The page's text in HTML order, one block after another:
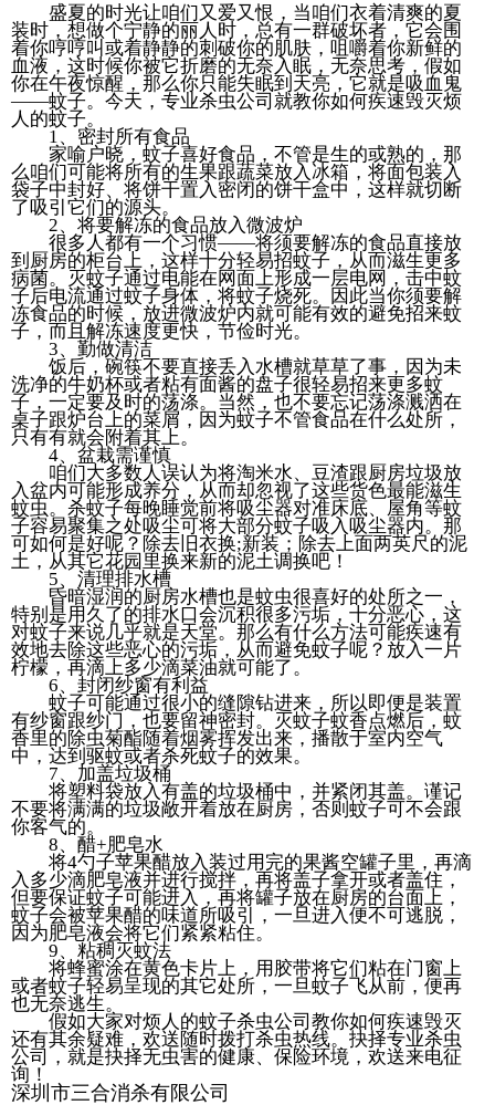
盛夏的时光让咱们又爱又恨，当咱们衣着清爽的夏
装时，想做个宁静的丽人时，总有一群破坏者，它会围
着你哼哼叫或着静静的刺破你的肌肤，咀嚼着你新鲜的
血液，这时候你被它折磨的无奈入眠，无奈思考，假如
你在午夜惊醒，那么你只能失眠到天亮，它就是吸血鬼
——蚊子。今天，专业杀虫公司就教你如何疾速毁灭烦
人的蚊子。
1、密封所有食品
家喻户晓，蚊子喜好食品，不管是生的或熟的，那
么咱们可能将所有的生果跟蔬菜放入冰箱，将面包装入
袋子中封好、将饼干置入密闭的饼干盒中，这样就切断
了吸引它们的源头。
2、将要解冻的食品放入微波炉
很多人都有一个习惯——将须要解冻的食品直接放
到厨房的柜台上，这样十分轻易招蚊子，从而滋生更多
病菌。灭蚊子通过电能在网面上形成一层电网，击中蚊
子后电流通过蚊子身体，将蚊子烧死。因此当你须要解
冻食品的时候，放进微波炉内就可能有效的避免招来蚊
子，而且解冻速度更快，节俭时光。
3、勤做清洁
饭后，碗筷不要直接丢入水槽就草草了事，因为未
洗净的牛奶杯或者粘有面酱的盘子很轻易招来更多蚊
子，一定要及时的荡涤。当然，也不要忘记荡涤溅洒在
桌子跟炉台上的菜屑，因为蚊子不管食品在什么处所，
只有有就会附着其上。
4、盆栽需谨慎
咱们大多数人误认为将淘米水、豆渣跟厨房垃圾放
入盆内可能形成养分，从而却忽视了这些货色最能滋生
蚊虫。杀蚊子每晚睡觉前将吸尘器对准床底、屋角等蚊
子容易聚集之处吸尘可将大部分蚊子吸入吸尘器内。那
可如何是好呢？除去旧衣换;新装；除去上面两英尺的泥
土，从其它花园里换来新的泥土调换吧！
5、清理排水槽
昏暗湿润的厨房水槽也是蚊虫很喜好的处所之一，
特别是用久了的排水口会沉积很多污垢，十分恶心，这
对蚊子来说几乎就是天堂。那么有什么方法可能疾速有
效地去除这些恶心的污垢，从而避免蚊子呢？放入一片
柠檬，再滴上多少滴菜油就可能了。
6、封闭纱窗有利益
蚊子可能通过很小的缝隙钻进来，所以即便是装置
有纱窗跟纱门，也要留神密封。灭蚊子蚊香点燃后，蚊
香里的除虫菊酯随着烟雾挥发出来，播散于室内空气
中，达到驱蚊或者杀死蚊子的效果。
7、加盖垃圾桶
将塑料袋放入有盖的垃圾桶中，并紧闭其盖。谨记
不要将满满的垃圾敞开着放在厨房，否则蚊子可不会跟
你客气的。
8、醋+肥皂水
将4勺子苹果醋放入装过用完的果酱空罐子里，再滴
入多少滴肥皂液并进行搅拌，再将盖子拿开或者盖住，
但要保证蚊子可能进入，再将罐子放在厨房的台面上，
蚊子会被苹果醋的味道所吸引，一旦进入便不可逃脱，
因为肥皂液会将它们紧紧粘住。
9、粘稠灭蚊法
将蜂蜜涂在黄色卡片上，用胶带将它们粘在门窗上
或者蚊子轻易呈现的其它处所，一旦蚊子飞从前，便再
也无奈逃生。
假如大家对烦人的蚊子杀虫公司教你如何疾速毁灭
还有其余疑难，欢送随时拨打杀虫热线。抉择专业杀虫
公司，就是抉择无虫害的健康、保险环境，欢送来电征
询！
深圳市三合消杀有限公司